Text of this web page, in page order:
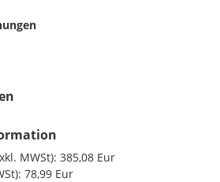
MWSt): 385,08 Eur
78,99 Eur